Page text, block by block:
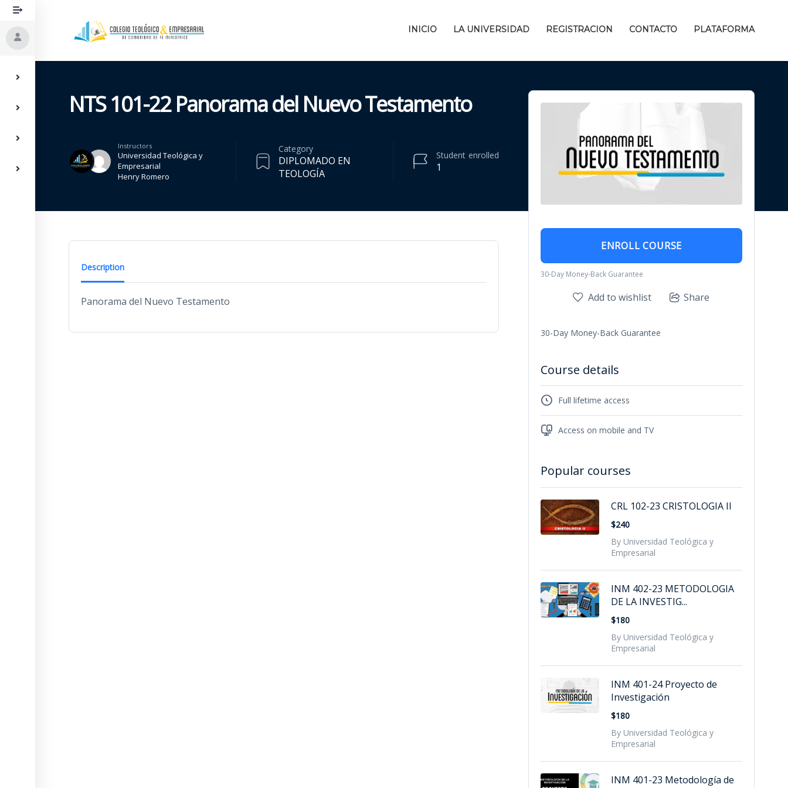
INICIO LA UNIVERSIDAD REGISTRACION CONTACTO PLATAFORMA
NTS 101-22 Panorama del Nuevo Testamento
Instructors
Universidad Teológica y
Empresarial
Henry Romero
Category
DIPLOMADO EN
TEOLOGÍA
1
Student enrolled
Description
Panorama del Nuevo Testamento
ENROLL COURSE
30-Day Money-Back Guarantee
Add to wishlist Share
30-Day Money-Back Guarantee
Course details
Full lifetime access
Access on mobile and TV
Popular courses
CRL 102-23 CRISTOLOGIA II
$240
By Universidad Teológica y
Empresarial
INM 402-23 METODOLOGIA
DE LA INVESTIG...
$180
By Universidad Teológica y
Empresarial
INM 401-24 Proyecto de
Investigación
$180
By Universidad Teológica y
Empresarial
INM 401-23 Metodología de